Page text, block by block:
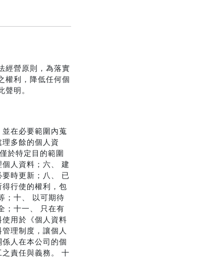
經營原則，為落實
權利，降低任何個
明。
在必要範圍內蒐
多餘的個人資
於特定目的範圍
人資料；六、 建
時更新；八、 已
行使的權利，包
；十、 以可期待
；十一、 只在有
用於《個人資料
理制度，讓個人
人在本公司的個
責任與義務。 十